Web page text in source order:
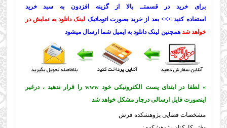
برای خرید در قسمتــ بالا از گزینه افزدون به سبد خرید
استفاده کنید >>> بعد از خرید بصورت اتوماتیک لینک دانلود به نمایش در
خواهد شد همچنین لینک دانلود به ایمیل شما ارسال میشود
» لطفا در ابتدای پست الکترونیکی خود www را قرار ندهید ، درغیر
اینصورت فایل ارسالی درچار مشکل خواهد شد
مشخصات فضایی پژوهشکده فرش